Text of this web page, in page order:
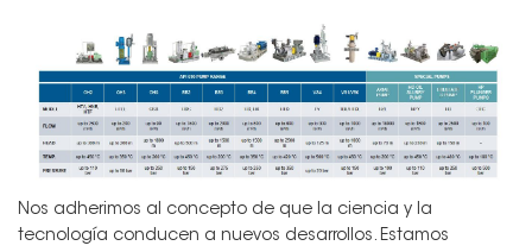
Nos adherimos al concepto de que la ciencia y la
tecnología conducen a nuevos desarrollos. Estamos